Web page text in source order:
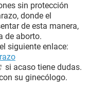
sin protección
donde el
de esta manera,
de aborto.
siguiente enlace:
si acaso tiene dudas.
su ginecólogo.